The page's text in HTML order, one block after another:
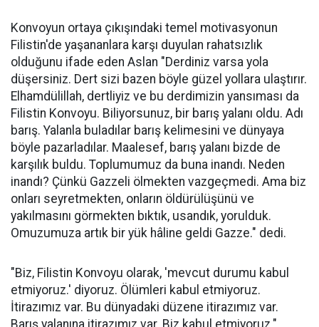
Konvoyun ortaya çıkışındaki temel motivasyonun
Filistin'de yaşananlara karşı duyulan rahatsızlık
olduğunu ifade eden Aslan "Derdiniz varsa yola
düşersiniz. Dert sizi bazen böyle güzel yollara ulaştırır.
Elhamdülillah, dertliyiz ve bu derdimizin yansıması da
Filistin Konvoyu. Biliyorsunuz, bir barış yalanı oldu. Adı
barış. Yalanla buladılar barış kelimesini ve dünyaya
böyle pazarladılar. Maalesef, barış yalanı bizde de
karşılık buldu. Toplumumuz da buna inandı. Neden
inandı? Çünkü Gazzeli ölmekten vazgeçmedi. Ama biz
onları seyretmekten, onların öldürülüşünü ve
yakılmasını görmekten bıktık, usandık, yorulduk.
Omuzumuza artık bir yük hâline geldi Gazze." dedi.
"Biz, Filistin Konvoyu olarak, 'mevcut durumu kabul
etmiyoruz.' diyoruz. Ölümleri kabul etmiyoruz.
İtirazımız var. Bu dünyadaki düzene itirazımız var.
Barış yalanına itirazımız var. Biz kabul etmiyoruz."